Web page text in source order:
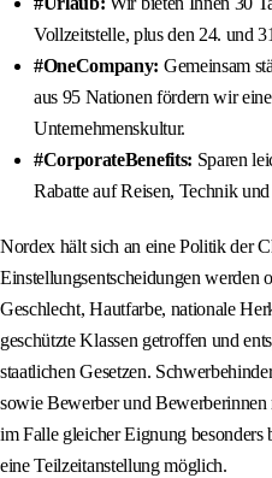
Vollzeitstelle, plus den 24. und
#OneCompany: Gemeinsam
aus 95 Nationen fördern wir
Unternehmenskultur.
#CorporateBenefits: Sparen
Rabatte auf Reisen, Technik
Nordex hält sich an eine Politik der
Einstellungsentscheidungen werden
Geschlecht, Hautfarbe, nationale
geschützte Klassen getroffen und
staatlichen Gesetzen.
sowie Bewerber und
im Falle gleicher Eignung
eine Teilzeitanstellung möglich.